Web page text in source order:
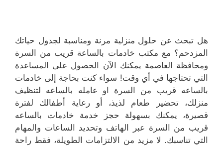
هل تبحث عن حلول منزلية مرنة ومناسبة لجدول حياتك
المزدحم؟ مع مكتب خادمات بالساعة قريب من السرة
ومحافظة العاصمة يمكنك الآن الحصول على المساعدة
التي تحتاجها في أي وقت! سواء كنت بحاجة إلى خادمات
بالساعه قريب من السرة او عامله بالساعه لتنظيف
منزلك، تحضير طعام لذيذ، أو رعاية أطفالك لفترة
قصيرة، يمكنك بسهولة حجز خدمة خادمات بالساعه
قريب من السرة عبر الهاتف وتحديد الساعات والمهام
التي تناسبك. لا مزيد من الالتزامات الطويلة، فقط راحة